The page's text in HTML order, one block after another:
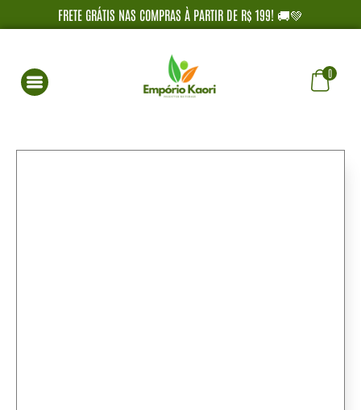
FRETE GRÁTIS NAS COMPRAS À PARTIR DE R$ 199! 🚚💚
0